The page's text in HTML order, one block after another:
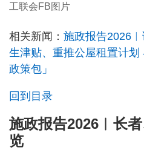
工联会FB图片
相关新闻： 施政报告
生津贴、重推公屋租置计
政策包」
回到目录
施政报告2026︱长
览